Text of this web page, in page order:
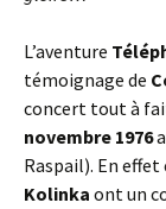
L’aventure
témoignage de
concert tout à
novembre 1976
Raspail). En effet
Kolinka ont un